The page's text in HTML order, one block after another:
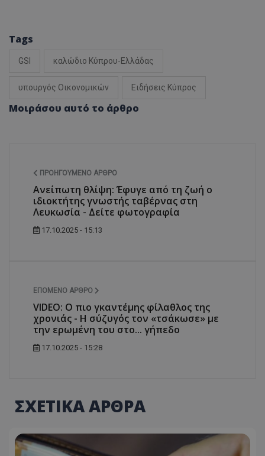
Tags
GSI καλώδιο Κύπρου-Ελλάδας
υπουργός Οικονομικών Ειδήσεις Κύπρος
Μοιράσου αυτό το άρθρο
ΠΡΟΗΓΟΎΜΕΝΟ ΆΡΘΡΟ
Ανείπωτη θλίψη: Έφυγε από τη ζωή ο
ιδιοκτήτης γνωστής ταβέρνας στη
Λευκωσία - Δείτε φωτογραφία
17.10.2025 - 15:13
ΕΠΌΜΕΝΟ ΆΡΘΡΟ
VIDEO: Ο πιο γκαντέμης φίλαθλος της
χρονιάς - Η σύζυγός τον «τσάκωσε» με
την ερωμένη του στο... γήπεδο
17.10.2025 - 15:28
ΣΧΕΤΙΚΑ ΑΡΘΡΑ